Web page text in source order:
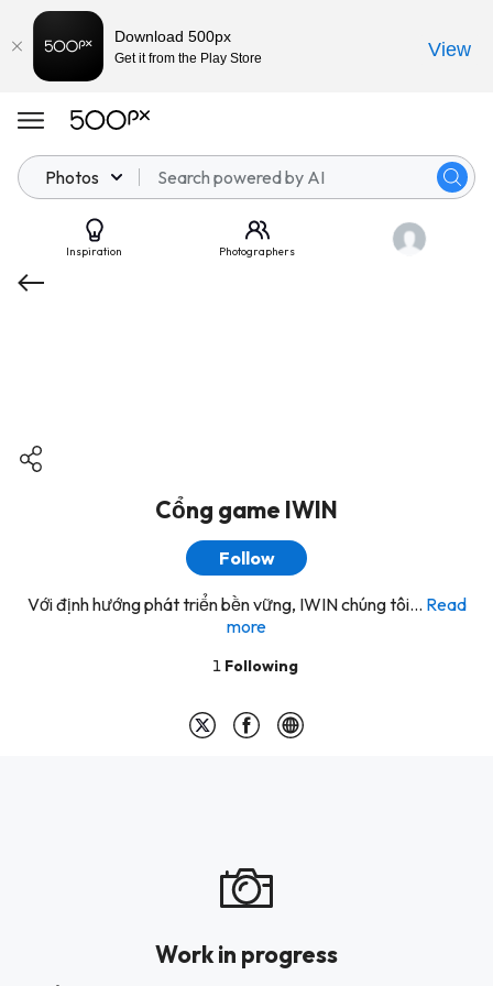
Photos
Inspiration Photographers
Cổng game IWIN
Follow
Với định hướng phát triển bền vững, IWIN chúng tôi... Read
more
1 Following
Work in progress
Download 500px
Get it from the Play Store View